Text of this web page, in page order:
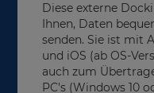
Diese externe
Ihnen, Daten
senden. Sie ist mit
und iOS (ab OS-
auch zum
PC's (Windows 10